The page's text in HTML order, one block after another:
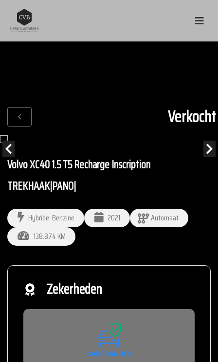
Verkocht
Volvo XC40 1.5 T5 Recharge Inscription
TREKHAAK|PANO|
Hybride: Benzine 2021
Automaat
138.874 KM
Zekerheden